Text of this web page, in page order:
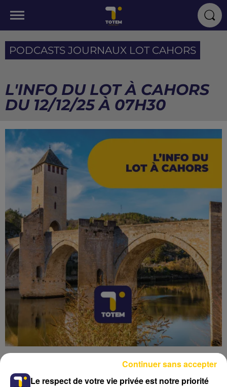
PODCASTS JOURNAUX LOT CAHORS
L'INFO DU LOT À CAHORS
DU 12/12/25 À 07H30
Le respect de votre vie privée est notre priorité
Continuer sans accepter